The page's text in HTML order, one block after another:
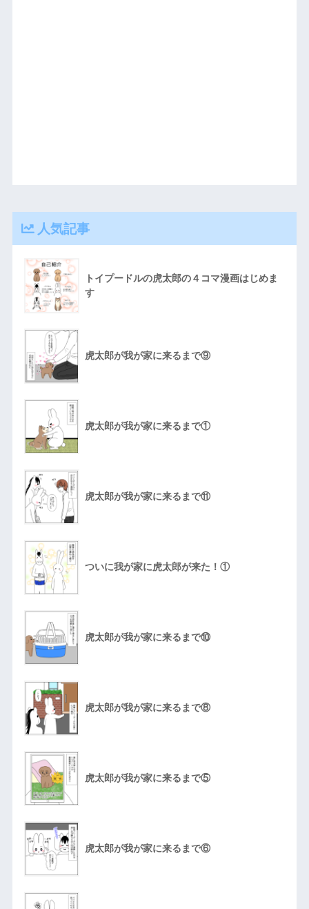
人気記事
トイプードルの虎太郎の４コマ漫画はじめま
す
虎太郎が我が家に来るまで⑨
虎太郎が我が家に来るまで①
虎太郎が我が家に来るまで⑪
ついに我が家に虎太郎が来た！①
虎太郎が我が家に来るまで⑩
虎太郎が我が家に来るまで⑧
虎太郎が我が家に来るまで⑤
虎太郎が我が家に来るまで⑥